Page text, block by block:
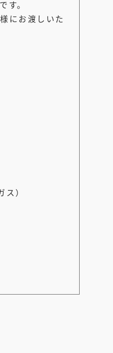
す。
にお渡しいた
）